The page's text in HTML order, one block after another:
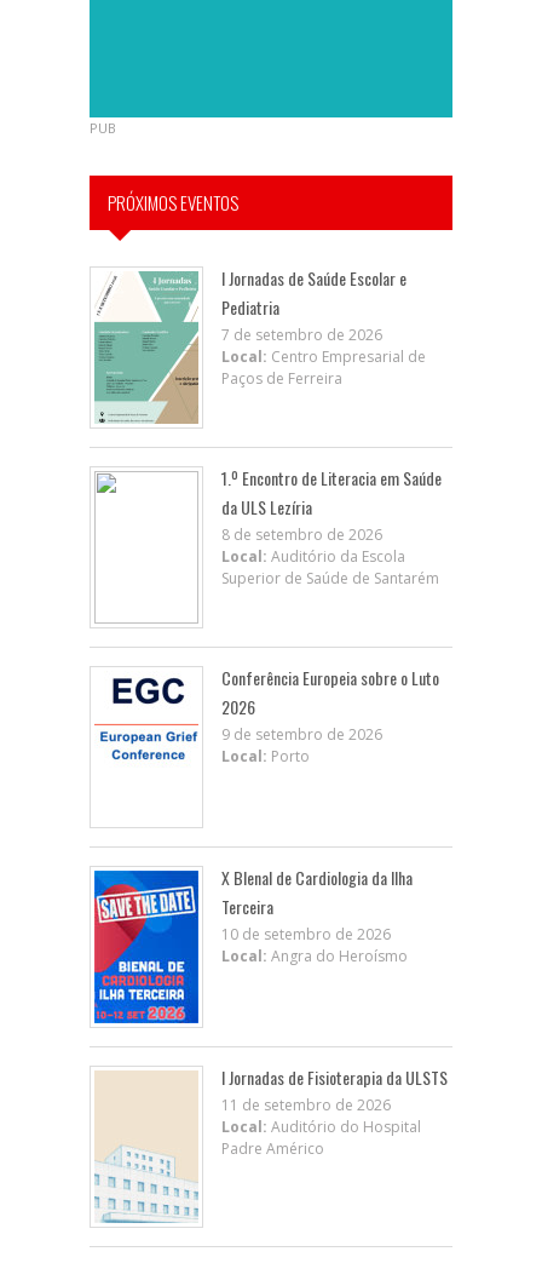
PUB
PRÓXIMOS EVENTOS
I Jornadas de Saúde Escolar e
Pediatria
7 de setembro de 2026
Local: Centro Empresarial de
Paços de Ferreira
1.º Encontro de Literacia em Saúde
da ULS Lezíria
8 de setembro de 2026
Local: Auditório da Escola
Superior de Saúde de Santarém
Conferência Europeia sobre o Luto
2026
9 de setembro de 2026
Local: Porto
X BIenal de Cardiologia da Ilha
Terceira
10 de setembro de 2026
Local: Angra do Heroísmo
I Jornadas de Fisioterapia da ULSTS
11 de setembro de 2026
Local: Auditório do Hospital
Padre Américo